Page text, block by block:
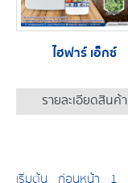
ไฮฟาร์ เอ็กซ์
รายละเอียดสินค้า
เริ่มต้น ก่อนหน้า 1